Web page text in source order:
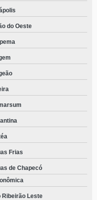
do Oeste
Frias
de Chapecó
Ribeirão Leste